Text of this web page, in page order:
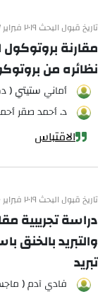
تاريخ قبول البحث ٢٠١٩ فبراير ١٧
نظائره من
أماني ستيتي (
د. أحمد صقر
الاقتباس
تاريخ قبول البحث ٢٠١٩ فبراير ٢٠
دراسة تجريبية
والتبريد
تبريد
فادي آدم (